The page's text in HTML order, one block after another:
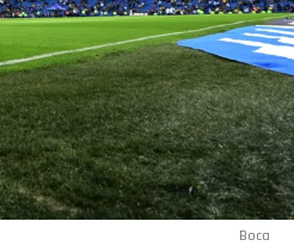
Boca